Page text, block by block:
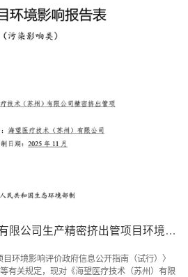
海望医疗技术（苏州）有限公司生产精密挤出管项目环境影响报告表公示
环境影响评价政府信息公开指南（试行）〉
有关规定，现对《海望医疗技术（苏州）有限